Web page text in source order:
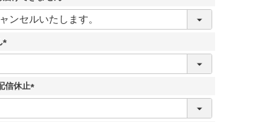
(
必
(
須
信休止
(